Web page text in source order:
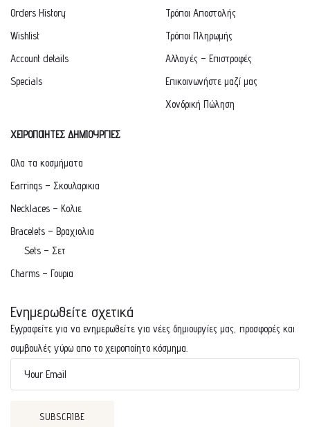
Orders History
Wishlist
Account details
Specials
Τρόποι Αποστολής
Τρόποι Πληρωμής
Αλλαγές – Επιστροφές
Επικοινωνήστε μαζί μας
Χονδρική Πώληση
ΧΕΙΡΟΠΟΙΗΤΕΣ ΔΗΜΙΟΥΡΓΙΕΣ
Ολα τα κοσμήματα
Earrings – Σκουλαρικια
Necklaces – Κολιε
Bracelets – Βραχιολια
Sets – Σετ
Charms – Γουρια
Ενημερωθείτε σχετικά
Εγγραφείτε για να ενημερωθείτε για νέες δημιουργίες μας, προσφορές και
συμβουλές γύρω απο το χειροποίητο κόσμημα.
Your Email